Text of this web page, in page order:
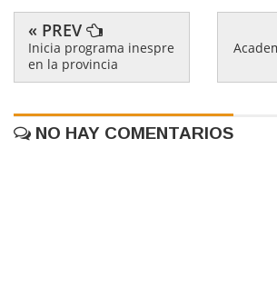
« PREV
Inicia programa inespre
en la provincia
NO HAY COMENTARIOS